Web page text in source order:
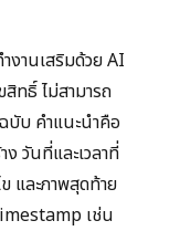
งานเสริมด้วย AI
ทธิ์ ไม่สามารถ
บับ คำแนะนำคือ
วันที่และเวลาที่
และภาพสุดท้าย
เช่น